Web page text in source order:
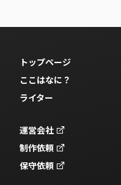
トップページ
ここはなに？
ライター
運営会社
制作依頼
保守依頼